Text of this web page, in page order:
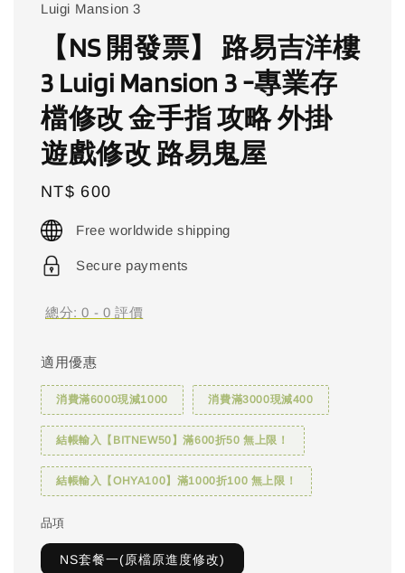
Luigi Mansion 3
【NS 開發票】 路易吉洋樓
3 Luigi Mansion 3 -專業存
檔修改 金手指 攻略 外掛
遊戲修改 路易鬼屋
Regular
price
NT$ 600
Free worldwide shipping
Secure payments
總分:0 - 0 評價
適用優惠
消費滿6000現減1000 消費滿3000現減400
結帳輸入【BITNEW50】滿600折50 無上限！
結帳輸入【OHYA100】滿1000折100 無上限！
品項
NS套餐一(原檔原進度修改)